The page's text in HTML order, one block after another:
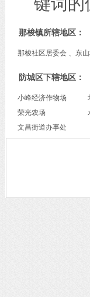
那梭镇所辖地区：
那梭社区居委会 、东
防城区下辖地区：
小峰经济作物场
荣光农场
文昌街道办事处